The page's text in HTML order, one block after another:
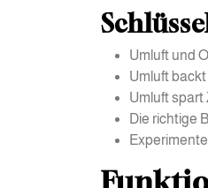
Umluft und
Umluft
Umluft spart
Die richtige